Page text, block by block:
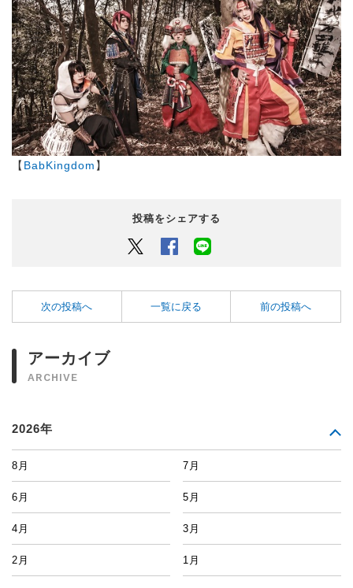
【 BabKingdom 】
投稿をシェアする
Twitter Facebook
次の投稿へ 一覧に戻る 前の投稿へ
アーカイブ
ARCHIVE
2026年
8月 7月
6月 5月
4月 3月
2月 1月